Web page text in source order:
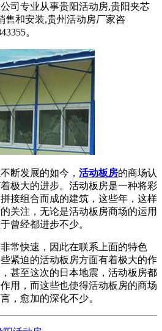
司专业从事贵阳活动房,贵阳夹芯
售和安装,贵州活动房厂家咨
。
断发展的如今， 活动板房的商场认
极大的进步。活动板房是一种将彩
接组合而成的建筑，这些年，这样
关注，无论是活动板房商场的运用
曾经都进步不少。
常快速，因此在联系上面的特色
紧迫的活动板房方面有着极大的作
甚至这次的日本地震，活动板房都
用，而这些也使得活动板房的商场
，愈加的深化不少。